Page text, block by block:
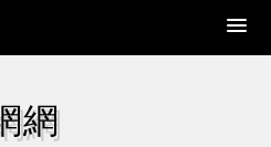
網